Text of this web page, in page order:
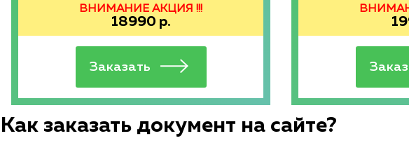
ВНИМАНИЕ АКЦИЯ !!!
18990 р.
Как заказать документ на сайте?